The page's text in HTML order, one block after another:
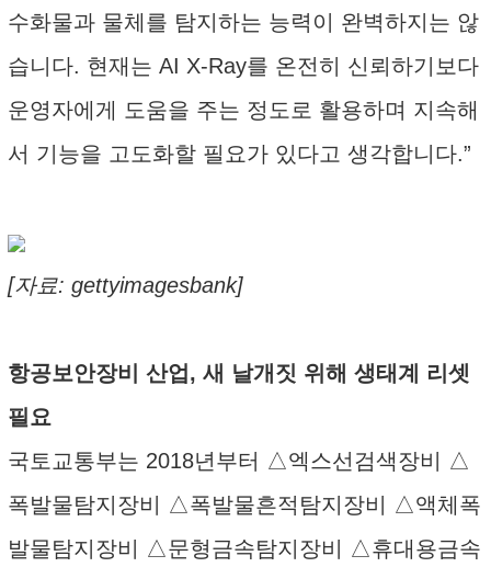
수화물과 물체를 탐지하는 능력이 완벽하지는 않
습니다. 현재는 AI X-Ray를 온전히 신뢰하기보다
운영자에게 도움을 주는 정도로 활용하며 지속해
서 기능을 고도화할 필요가 있다고 생각합니다.”
[자료: gettyimagesbank]
항공보안장비 산업, 새 날개짓 위해 생태계 리셋
필요
국토교통부는 2018년부터 △엑스선검색장비 △
폭발물탐지장비 △폭발물흔적탐지장비 △액체폭
발물탐지장비 △문형금속탐지장비 △휴대용금속